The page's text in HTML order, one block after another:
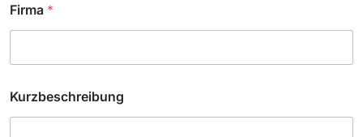
Firma *
Kurzbeschreibung